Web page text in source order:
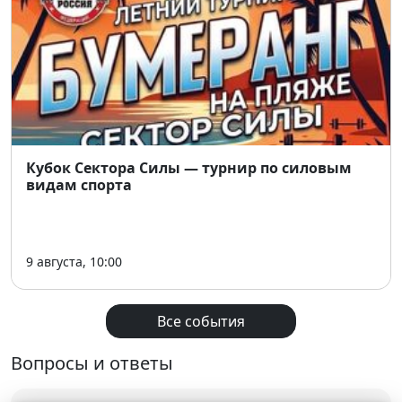
Кубок Сектора Силы — турнир по силовым
видам спорта
9 августа, 10:00
Все события
Вопросы и ответы